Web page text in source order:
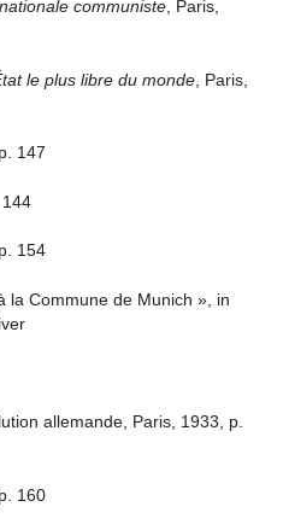
communiste, Paris,
le plus libre du monde , Paris,
147
154
la Commune de Munich », in
allemande, Paris, 1933, p.
160